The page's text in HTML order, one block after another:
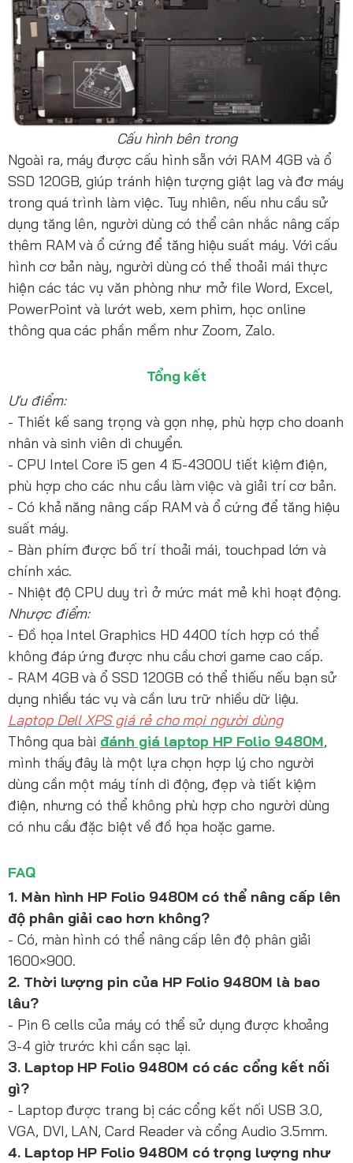
Cấu hình bên trong
Ngoài ra, máy được cấu hình sẵn với RAM 4GB và ổ
SSD 120GB, giúp tránh hiện tượng giật lag và đơ máy
trong quá trình làm việc. Tuy nhiên, nếu nhu cầu sử
dụng tăng lên, người dùng có thể cân nhắc nâng cấp
thêm RAM và ổ cứng để tăng hiệu suất máy. Với cấu
hình cơ bản này, người dùng có thể thoải mái thực
hiện các tác vụ văn phòng như mở file Word, Excel,
PowerPoint và lướt web, xem phim, học online
thông qua các phần mềm như Zoom, Zalo.
Tổng kết
Ưu điểm:
- Thiết kế sang trọng và gọn nhẹ, phù hợp cho doanh
nhân và sinh viên di chuyển.
- CPU Intel Core i5 gen 4 i5-4300U tiết kiệm điện,
phù hợp cho các nhu cầu làm việc và giải trí cơ bản.
- Có khả năng nâng cấp RAM và ổ cứng để tăng hiệu
suất máy.
- Bàn phím được bố trí thoải mái, touchpad lớn và
chính xác.
- Nhiệt độ CPU duy trì ở mức mát mẻ khi hoạt động.
Nhược điểm:
- Đồ họa Intel Graphics HD 4400 tích hợp có thể
không đáp ứng được nhu cầu chơi game cao cấp.
- RAM 4GB và ổ SSD 120GB có thể thiếu nếu bạn sử
dụng nhiều tác vụ và cần lưu trữ nhiều dữ liệu.
Laptop Dell XPS giá rẻ cho mọi người dùng
Thông qua bài đánh giá laptop HP Folio 9480M,
mình thấy đây là một lựa chọn hợp lý cho người
dùng cần một máy tính di động, đẹp và tiết kiệm
điện, nhưng có thể không phù hợp cho người dùng
có nhu cầu đặc biệt về đồ họa hoặc game.
FAQ
1. Màn hình HP Folio 9480M có thể nâng cấp lên
độ phân giải cao hơn không?
- Có, màn hình có thể nâng cấp lên độ phân giải
1600×900.
2. Thời lượng pin của HP Folio 9480M là bao
lâu?
- Pin 6 cells của máy có thể sử dụng được khoảng
3-4 giờ trước khi cần sạc lại.
3. Laptop HP Folio 9480M có các cổng kết nối
gì?
- Laptop được trang bị các cổng kết nối USB 3.0,
VGA, DVI, LAN, Card Reader và cổng Audio 3.5mm.
4. Laptop HP Folio 9480M có trọng lượng như